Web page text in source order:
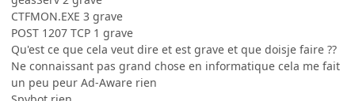
CTFMON.EXE 3 grave
POST 1207 TCP 1 grave
Qu'est ce que cela veut dire et est grave et que doisje faire ??
Ne connaissant pas grand chose en informatique cela me fait
un peu peur Ad-Aware rien